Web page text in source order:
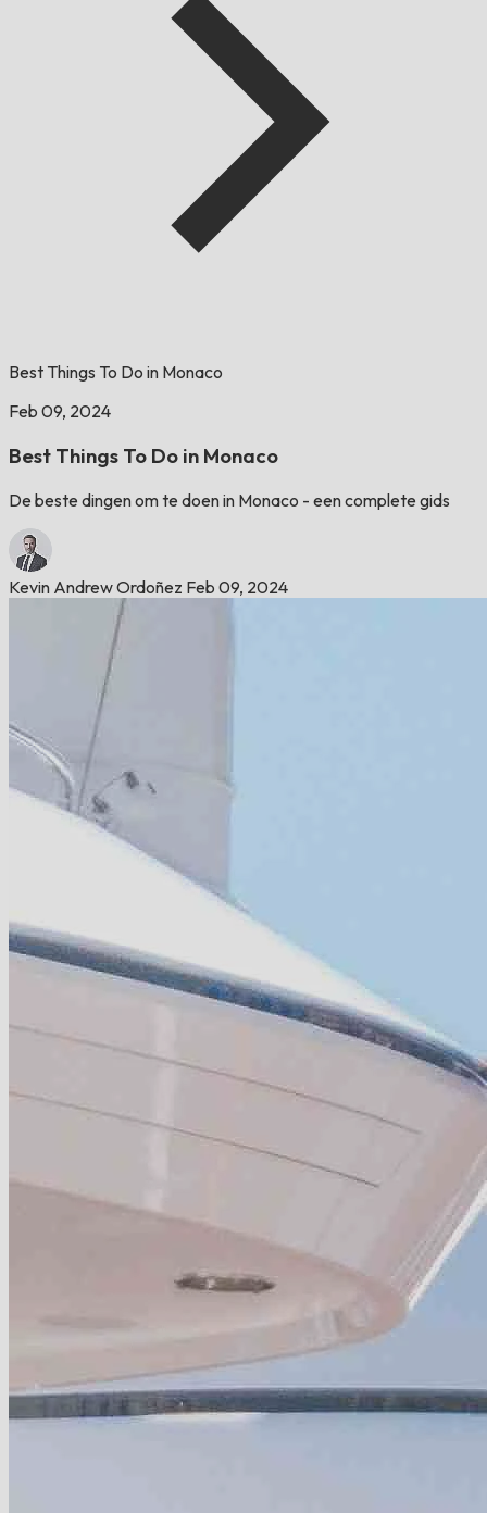
Best Things To Do in Monaco
Feb 09, 2024
Best Things To Do in Monaco
De beste dingen om te doen in Monaco - een complete gids
Kevin Andrew Ordoñez Feb 09, 2024